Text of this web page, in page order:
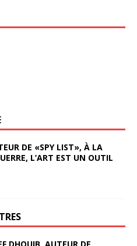
DE «SPY LIST», À LA
L’ART EST UN OUTIL